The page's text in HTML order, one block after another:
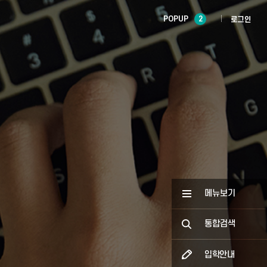
POPUP 2 로그인
메뉴보기
통합검색
입학안내